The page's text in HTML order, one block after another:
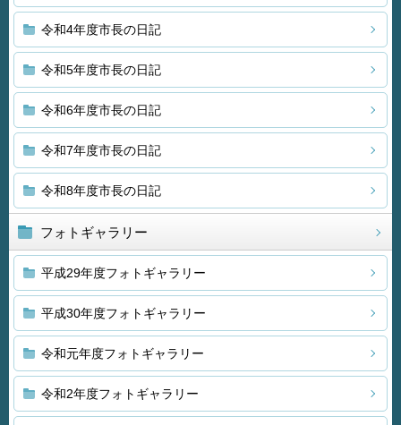
令和4年度市長の日記
令和5年度市長の日記
令和6年度市長の日記
令和7年度市長の日記
令和8年度市長の日記
フォトギャラリー
平成29年度フォトギャラリー
平成30年度フォトギャラリー
令和元年度フォトギャラリー
令和2年度フォトギャラリー